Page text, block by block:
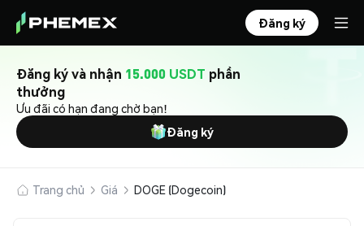
Đăng ký
Đăng ký và nhận 15.000 USDT phần
thưởng
Ưu đãi có hạn đang chờ bạn!
Đăng ký
Trang chủ Giá DOGE (Dogecoin)